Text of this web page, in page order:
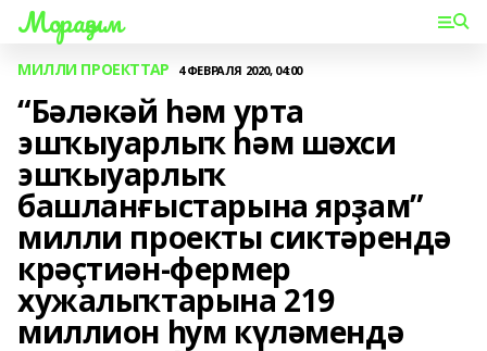
Мораҙым
МИЛЛИ ПРОЕКТТАР 4 ФЕВРАЛЯ 2020, 04:00
“Бәләкәй һәм урта
эшҡыуарлыҡ һәм шәхси
эшҡыуарлыҡ
башланғыстарына ярҙам”
милли проекты сиктәрендә
крәҫтиән-фермер
хужалыҡтарына 219
миллион һум күләмендә